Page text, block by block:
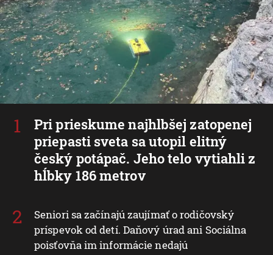
Pri prieskume najhlbšej zatopenej
priepasti sveta sa utopil elitný
český potápač. Jeho telo vytiahli z
hĺbky 186 metrov
Seniori sa začínajú zaujímať o rodičovský
príspevok od detí. Daňový úrad ani Sociálna
poisťovňa im informácie nedajú